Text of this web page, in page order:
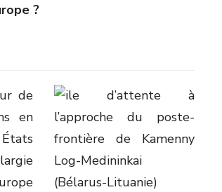
?
de
en